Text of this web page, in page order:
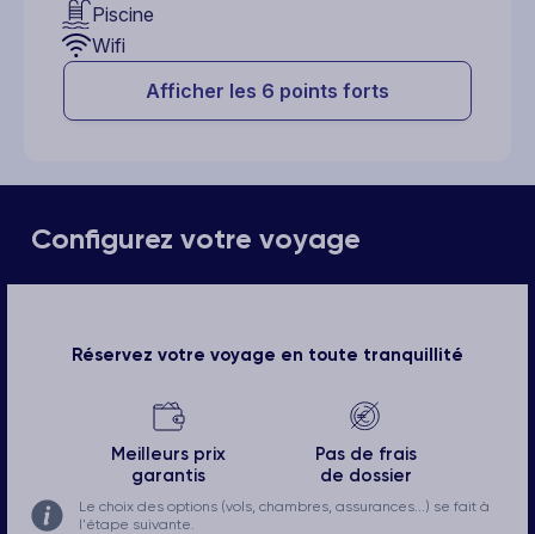
Piscine
Wifi
Afficher les 6 points forts
Configurez votre voyage
Réservez votre voyage en toute tranquillité
Meilleurs prix
garantis
Pas de frais
de dossier
Le choix des options (vols, chambres, assurances...) se fait à
l'étape suivante.